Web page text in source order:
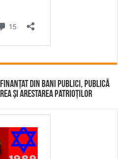
din bani publici, publică
și arestarea patrioților